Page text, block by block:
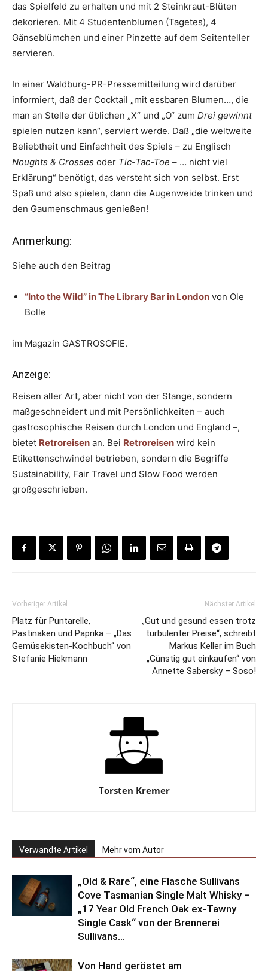
das Spielfeld zu erhalten und mit 2 Steinkraut-Blüten
dekorieren. Mit 4 Studentenblumen (Tagetes), 4
Gänseblümchen und einer Pinzette auf dem Seitenteller
servieren.
In einer Waldburg-PR-Pressemitteilung wird darüber
informiert, daß der Cocktail „mit essbaren Blumen…, die
man an Stelle der üblichen „X“ und „O“ zum Drei gewinnt
spielen nutzen kann“, serviert werde. Daß „die weltweite
Beliebtheit und Einfachheit des Spiels – zu Englisch
Noughts & Crosses oder Tic-Tac-Toe – … nicht viel
Erklärung“ benötigt, das versteht sich von selbst. Erst
Spaß und also spielen, dann die Augenweide trinken und
den Gaumenschmaus genießen!
Anmerkung:
Siehe auch den Beitrag
“Into the Wild” in The Library Bar in London von Ole
Bolle
im Magazin GASTROSOFIE.
Anzeige:
Reisen aller Art, aber nicht von der Stange, sondern
maßgeschneidert und mit Persönlichkeiten – auch
gastrosophische Reisen durch London und England –,
bietet Retroreisen an. Bei Retroreisen wird kein
Etikettenschwindel betrieben, sondern die Begriffe
Sustainability, Fair Travel und Slow Food werden
großgeschrieben.
Vorheriger Artikel
Platz für Puntarelle,
Pastinaken und Paprika – „Das
Gemüsekisten-Kochbuch“ von
Stefanie Hiekmann
Nächster Artikel
„Gut und gesund essen trotz
turbulenter Preise“, schreibt
Markus Keller im Buch
„Günstig gut einkaufen“ von
Annette Sabersky – Soso!
Torsten Kremer
Verwandte Artikel Mehr vom Autor
„Old & Rare“, eine Flasche Sullivans
Cove Tasmanian Single Malt Whisky –
„17 Year Old French Oak ex-Tawny
Single Cask“ von der Brennerei
Sullivans...
Von Hand geröstet am